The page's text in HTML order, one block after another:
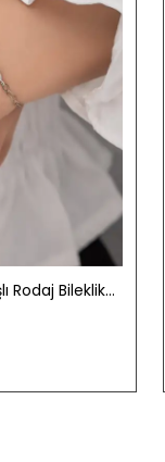
Incili Lotus Beyaz Taşlı Rodaj Bileklik-925 Ayar Gümüş